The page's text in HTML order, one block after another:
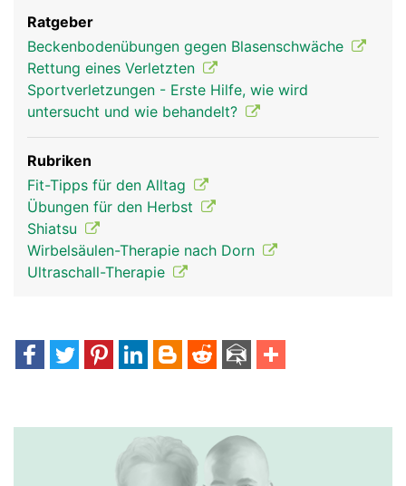
Ratgeber
Beckenbodenübungen gegen Blasenschwäche
Rettung eines Verletzten
Sportverletzungen - Erste Hilfe, wie wird
untersucht und wie behandelt?
Rubriken
Fit-Tipps für den Alltag
Übungen für den Herbst
Shiatsu
Wirbelsäulen-Therapie nach Dorn
Ultraschall-Therapie